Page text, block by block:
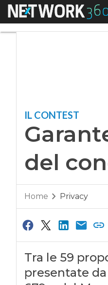
Menu
IL CONTEST
del
Home Privacy
Tra le 59
presentate